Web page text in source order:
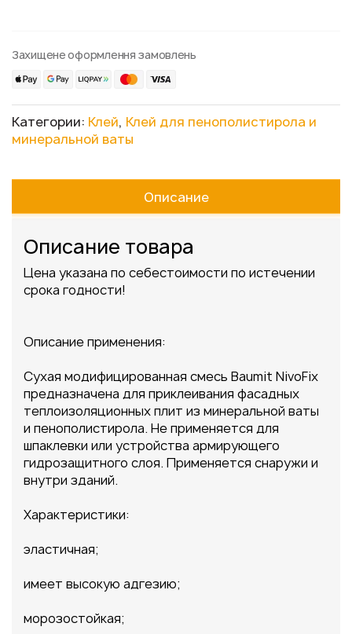
Захищене оформлення замовлень
Категории: Клей, Клей для пенополистирола и
минеральной ваты
Описание
Описание товара
Цена указана по себестоимости по истечении
срока годности!
Описание применения:
Сухая модифицированная смесь Baumit NivoFix
предназначена для приклеивания фасадных
теплоизоляционных плит из минеральной ваты
и пенополистирола. Не применяется для
шпаклевки или устройства армирующего
гидрозащитного слоя. Применяется снаружи и
внутри зданий.
Характеристики:
эластичная;
имеет высокую адгезию;
морозостойкая;